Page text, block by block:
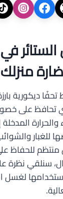
ديكورية
تحافظ على
للحفاظ
سنلقي نظرة
لغسل